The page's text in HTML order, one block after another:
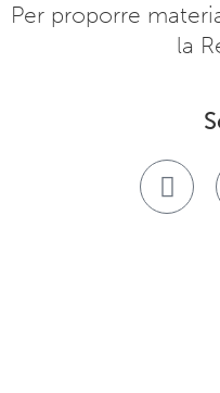
Per proporre
la